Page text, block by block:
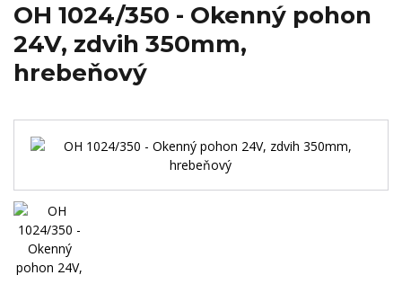
OH 1024/350 - Okenný pohon
24V, zdvih 350mm,
hrebeňový